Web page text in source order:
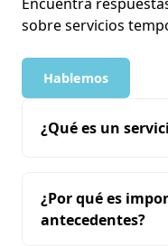
sobre servicios
Hablemos
¿Qué es un
cualificado por
cumpliendo
¿Por qué es
antecedentes?